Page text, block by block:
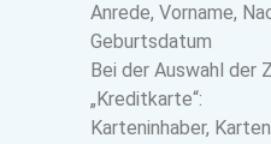
Anrede, Vorname,
Geburtsdatum
Bei der Auswahl der
„Kreditkarte“:
Karteninhaber,